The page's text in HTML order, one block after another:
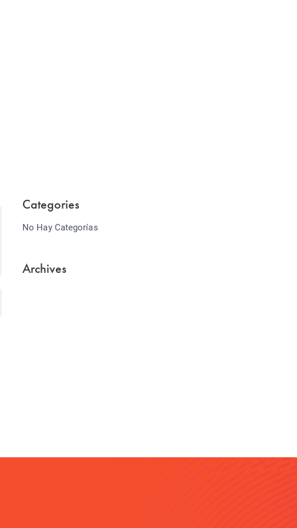
Categories
No Hay Categorías
Archives